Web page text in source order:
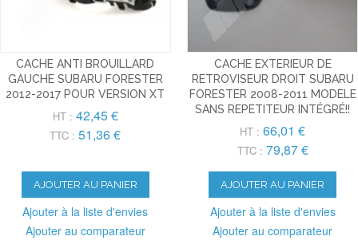
CACHE ANTI BROUILLARD
GAUCHE SUBARU FORESTER
2012-2017 POUR VERSION XT
HT : 42,45 €
TTC : 51,36 €
AJOUTER AU PANIER
Ajouter à la liste d'envies
Ajouter au comparateur
CACHE EXTERIEUR DE
RETROVISEUR DROIT SUBARU
FORESTER 2008-2011 MODELE
SANS REPETITEUR INTÉGRÉ!!
HT : 66,01 €
TTC : 79,87 €
AJOUTER AU PANIER
Ajouter à la liste d'envies
Ajouter au comparateur